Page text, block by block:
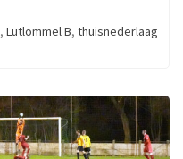
, Lutlommel B, thuisnederlaag